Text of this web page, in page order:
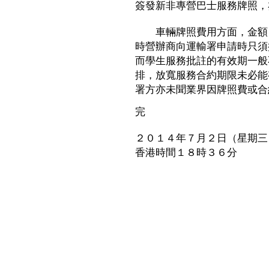
簽發新非專營巴士服務牌照
車輛牌照費用方面，金額
時營辦商向運輸署申請時只
而學生服務批註的有效期一
排，放寬服務合約期限未必
署方亦未聞業界因牌照費或
完
２０１４年７月２日（星期
香港時間１８時３６分